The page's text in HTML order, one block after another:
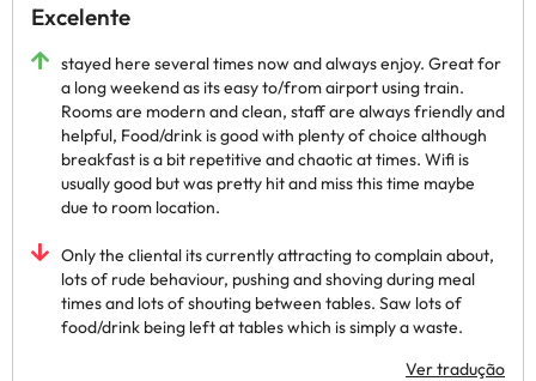
Excelente
stayed here several times now and always enjoy. Great for
a long weekend as its easy to/from airport using train.
Rooms are modern and clean, staff are always friendly and
helpful, Food/drink is good with plenty of choice although
breakfast is a bit repetitive and chaotic at times. Wifi is
usually good but was pretty hit and miss this time maybe
due to room location.
Only the cliental its currently attracting to complain about,
lots of rude behaviour, pushing and shoving during meal
times and lots of shouting between tables. Saw lots of
food/drink being left at tables which is simply a waste.
Ver tradução